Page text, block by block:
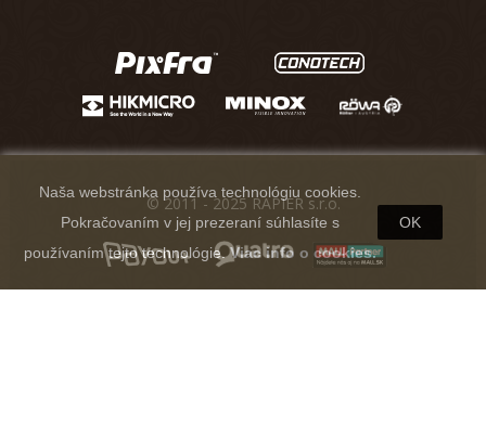
Naša webstránka používa technológiu cookies.
Pokračovaním v jej prezeraní súhlasíte s
používaním tejto technológie.Viac info o cookies.
OK
© 2011 - 2025 RAPIER s.r.o.